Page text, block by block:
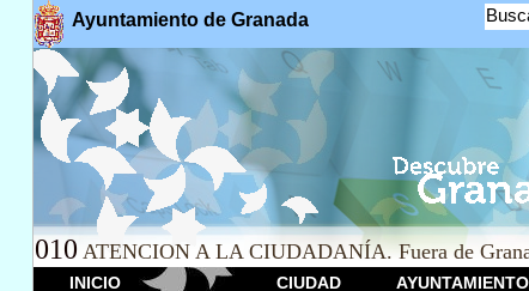
Ayuntamiento de Granada
010 ATENCION A LA CIUDADANÍA. Fuera de
INICIO CIUDAD AYUNTAMIENTO